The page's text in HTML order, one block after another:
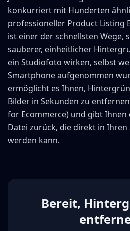
konkurriert mit Hunderten
professioneller Product Listing
ist einer der schnellsten Wege,
sauberer, einheitlicher
ein Studiofoto wirken, selbst
Smartphone aufgenommen
ermöglicht es Ihnen,
Bilder in Sekunden zu
for Ecommerce) und gibt Ihnen
Datei zurück, die direkt in Ihren
werden kann.
Bereit,